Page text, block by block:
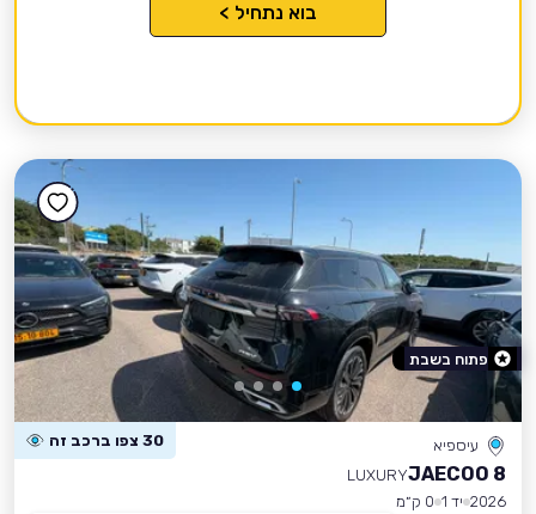
בוא נתחיל >
עיספיא 30 צפו ברכב זה
JAECOO 8
LUXURY
2026 יד 1
0 ק״מ
פתוח בשבת